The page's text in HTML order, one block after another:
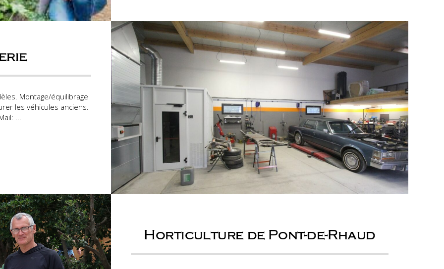
Montage/équilibrage
les véhicules anciens.
...
Horticulture de Pont-de-Rhaud